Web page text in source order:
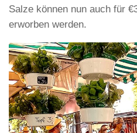
Salze können nun auch für
erworben werden.